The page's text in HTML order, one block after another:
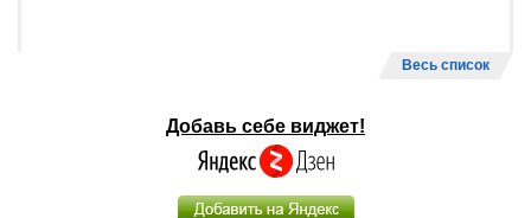
Весь список
Добавь себе виджет!